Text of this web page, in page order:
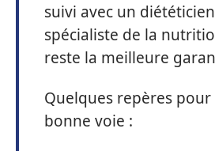
suivi avec un
spécialiste de la
reste la meilleure
Quelques repères
bonne voie :